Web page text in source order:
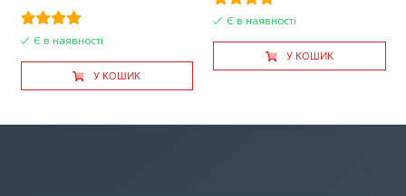
Є в наявності
У КОШИК
Є в наявності
У КОШИК